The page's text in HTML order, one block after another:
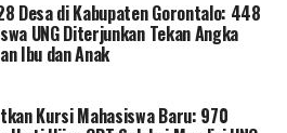
Hidup dan Perhubungan
komitmen untuk
pengetahuan dari FMIPA
Desa di Kabupaten Gorontalo: 448
UNG Diterjunkan Tekan Angka
Ibu dan Anak
Kursi Mahasiswa Baru: 970